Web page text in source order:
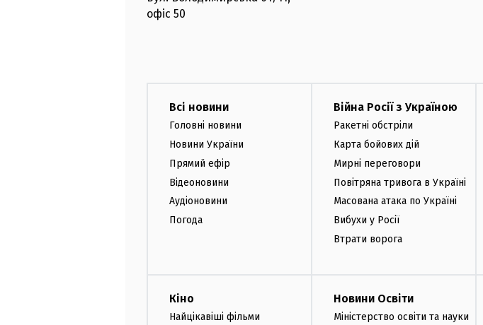
офіс 50
Всі новини
Головні новини
Новини України
Прямий ефір
Відеоновини
Аудіоновини
Погода
Війна Росії з Україною
Ракетні обстріли
Карта бойових дій
Мирні переговори
Повітряна тривога в Україні
Масована атака по Україні
Вибухи у Росії
Втрати ворога
Кіно
Найцікавіші фільми
Новини Освіти
Міністерство освіти та науки